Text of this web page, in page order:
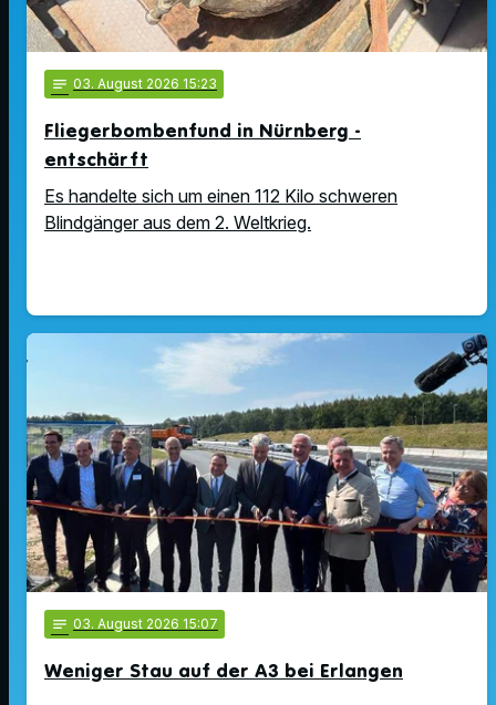
notes 03. August 2026 15:23
Fliegerbombenfund in Nürnberg -
entschärft
Es handelte sich um einen 112 Kilo schweren
Blindgänger aus dem 2. Weltkrieg.
notes 03. August 2026 15:07
Weniger Stau auf der A3 bei Erlangen